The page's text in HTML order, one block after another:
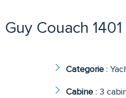
Couach 1401
Categorie :
Cabine : 3